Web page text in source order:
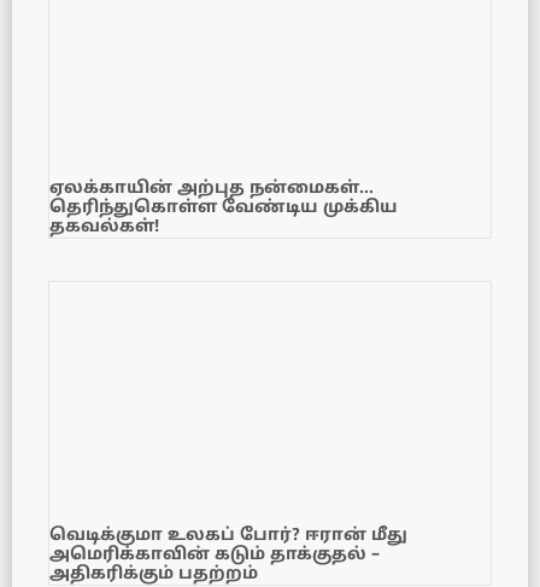
ஏலக்காயின் அற்புத நன்மைகள்…
தெரிந்துகொள்ள வேண்டிய முக்கிய
தகவல்கள்!
வெடிக்குமா உலகப் போர்? ஈரான் மீது
அமெரிக்காவின் கடும் தாக்குதல் –
அதிகரிக்கும் பதற்றம்